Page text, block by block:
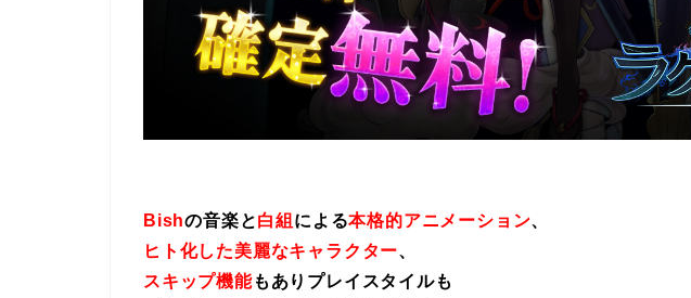
Bishの音楽と白組 による本格的アニメーション、
ヒト化した美麗なキャラクター、
スキップ機能もありプレイスタイルも